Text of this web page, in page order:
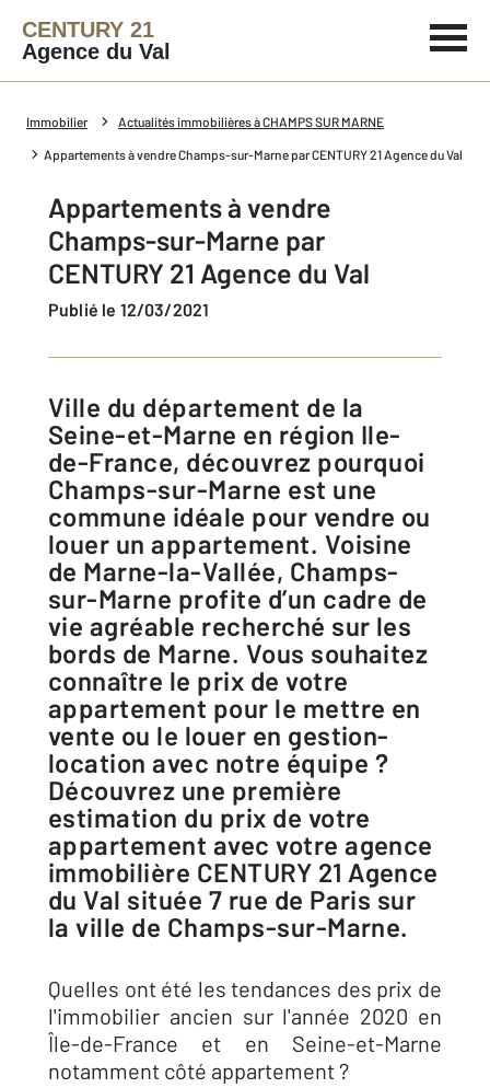
CENTURY 21
Agence du Val
Immobilier Actualités immobilières à CHAMPS SUR MARNE
Appartements à vendre Champs-sur-Marne par CENTURY 21 Agence du Val
Appartements à vendre
Champs-sur-Marne par
CENTURY 21 Agence du Val
Publié le 12/03/2021
Ville du département de la
Seine-et-Marne en région Ile-
de-France, découvrez pourquoi
Champs-sur-Marne est une
commune idéale pour vendre ou
louer un appartement. Voisine
de Marne-la-Vallée, Champs-
sur-Marne profite d’un cadre de
vie agréable recherché sur les
bords de Marne. Vous souhaitez
connaître le prix de votre
appartement pour le mettre en
vente ou le louer en gestion-
location avec notre équipe ?
Découvrez une première
estimation du prix de votre
appartement avec votre agence
immobilière CENTURY 21 Agence
du Val située 7 rue de Paris sur
la ville de Champs-sur-Marne.
Quelles ont été les tendances des prix de
l'immobilier ancien sur l'année 2020 en
Île-de-France et en Seine-et-Marne
notamment côté appartement ?